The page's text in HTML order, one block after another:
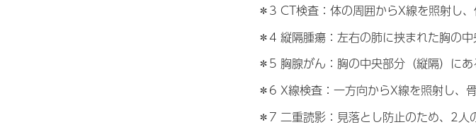
＊3 CT検査：体の周囲からX線を照射し
＊4 縦隔腫瘍：左右の肺に挟まれた胸の
＊5 胸腺がん：胸の中央部分（縦隔）に
＊6 X線検査：一方向からX線を照射し、
＊7 二重読影：見落とし防止のため、2人